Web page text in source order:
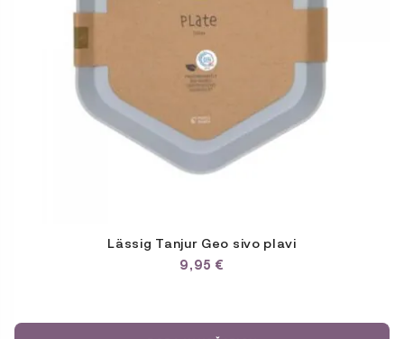
Lässig Tanjur Geo sivo plavi
9,95 €